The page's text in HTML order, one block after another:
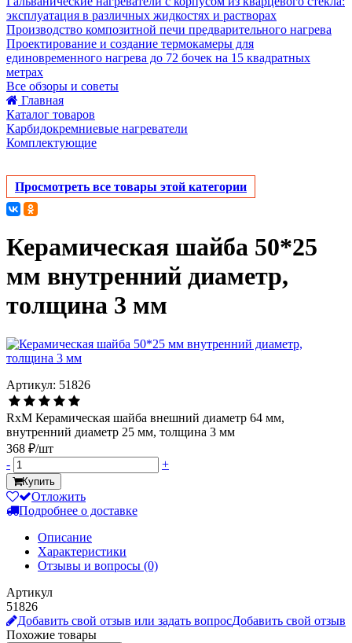
эксплуатация в различных жидкостях и растворах
Производство композитной печи предварительного нагрева
Проектирование и создание термокамеры для
единовременного нагрева до 72 бочек на 15 квадратных
метрах
Все обзоры и советы
Главная
Каталог товаров
Карбидокремниевые нагреватели
Комплектующие
Просмотреть все товары этой категории
Керамическая шайба 50*25
мм внутренний диаметр,
толщина 3 мм
Артикул: 51826
RxM Керамическая шайба внешний диаметр 64 мм,
внутренний диаметр 25 мм, толщина 3 мм
368 ₽/шт
-
+
Купить
Отложить
Подробнее о доставке
Описание
Характеристики
Отзывы и вопросы (0)
Артикул
51826
Добавить свой отзыв или задать вопросДобавить свой отзыв
Похожие товары